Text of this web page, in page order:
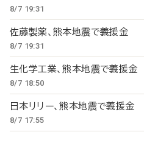
8/7 19:31
佐藤製薬、熊本地震で義援金
8/7 19:31
生化学工業、熊本地震で義援
8/7 18:50
日本リリー、熊本地震で義援金
8/7 17:55